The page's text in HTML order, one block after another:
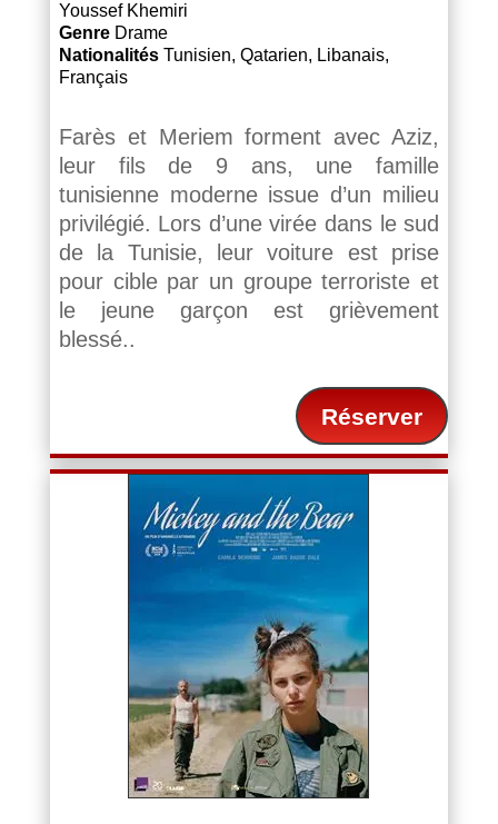
Youssef Khemiri
GenreDrame
NationalitésTunisien, Qatarien, Libanais,
Français
Farès et Meriem forment avec Aziz,
leur fils de 9 ans, une famille
tunisienne moderne issue d’un milieu
privilégié. Lors d’une virée dans le sud
de la Tunisie, leur voiture est prise
pour cible par un groupe terroriste et
le jeune garçon est grièvement
blessé..
Réserver